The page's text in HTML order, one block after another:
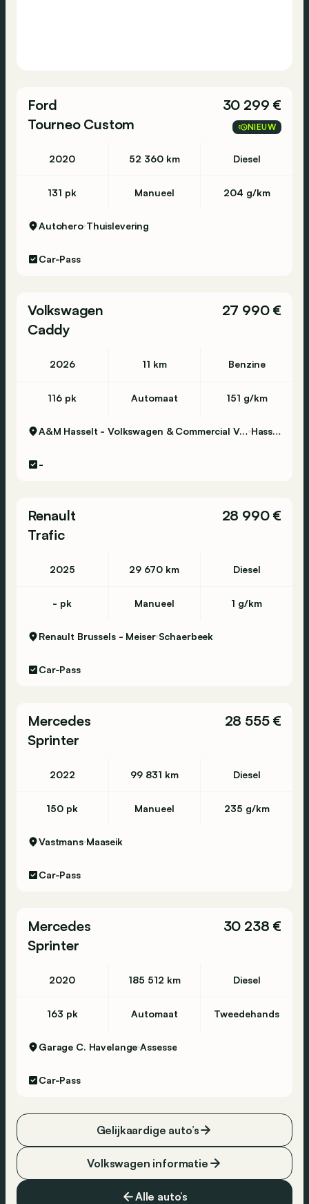
Ford
Tourneo Custom
30 299 €
NIEUW
2020 52 360 km Diesel
131 pk Manueel 204 g/km
Autohero Thuislevering
Car-Pass
Volkswagen
Caddy
27 990 €
2026 11 km Benzine
116 pk Automaat 151 g/km
A&M Hasselt - Volkswagen & Commercial Vehicles Hasselt
-
Renault
Trafic
28 990 €
2025 29 670 km Diesel
- pk Manueel 1 g/km
Renault Brussels - Meiser Schaerbeek
Car-Pass
Mercedes
Sprinter
28 555 €
2022 99 831 km Diesel
150 pk Manueel 235 g/km
Vastmans Maaseik
Car-Pass
Mercedes
Sprinter
30 238 €
2020 185 512 km Diesel
163 pk Automaat Tweedehands
Garage C. Havelange Assesse
Car-Pass
Alle auto’s
Volkswagen informatie
Gelijkaardige auto’s